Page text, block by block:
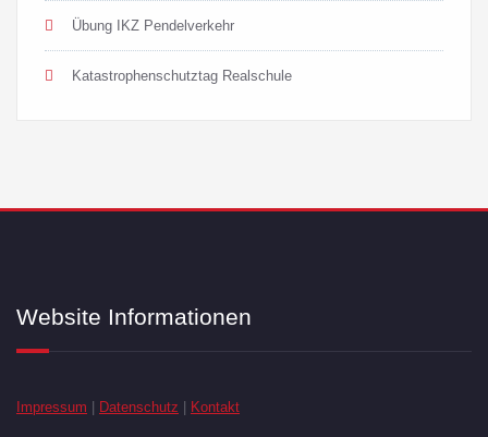
Übung IKZ Pendelverkehr
Katastrophenschutztag Realschule
Website Informationen
Impressum Datenschutz Kontakt